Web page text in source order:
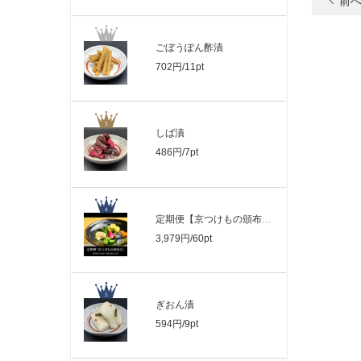
ごぼうぽん酢漬
702円/11pt
しば漬
486円/7pt
定期便【京つけもの頒布会】月に一度ぎお..
3,979円/60pt
ぎおん漬
594円/9pt